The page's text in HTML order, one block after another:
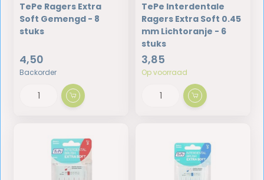
TePe Ragers Extra
Soft Gemengd - 8
stuks
4,50
Backorder
TePe Interdentale
Ragers Extra Soft 0.45
mm Lichtoranje - 6
stuks
3,85
Op voorraad